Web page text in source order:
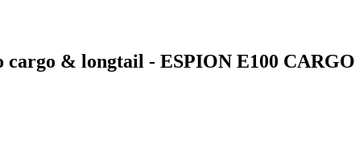
cargo & longtail - ESPION E100 CARGO